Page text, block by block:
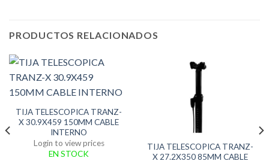
PRODUCTOS RELACIONADOS
TIJA TELESCOPICA TRANZ-
X 30.9X459 150MM CABLE
INTERNO
Login to view prices
EN STOCK
TIJA TELESCOPICA TRANZ-
X 27.2X350 85MM CABLE